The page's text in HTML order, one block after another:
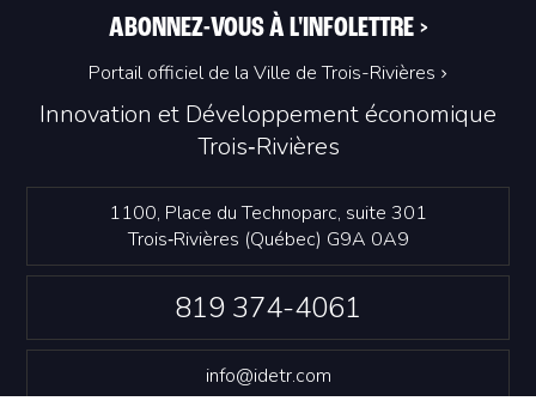
Innovation et Développement économique
Trois‑Rivières
1100, Place du Technoparc, suite 301
Trois‑Rivières (Québec) G9A 0A9
819 374-4061
info@idetr.com
ABONNEZ-VOUS À L'INFOLETTRE >
Portail officiel de la Ville de Trois-Rivières